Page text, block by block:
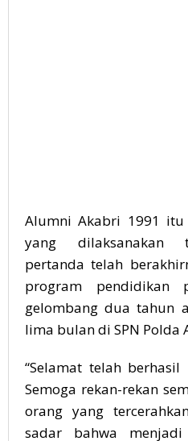
Alumni Akabri 1991 itu
yang dilaksanakan
pertanda telah
program pendidikan
gelombang dua tahun
lima bulan di SPN Polda
“Selamat telah
Semoga rekan-rekan
orang yang
sadar bahwa